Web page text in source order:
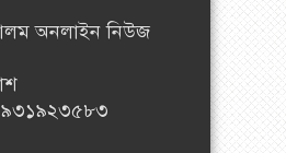
অনলাইন নিউজ